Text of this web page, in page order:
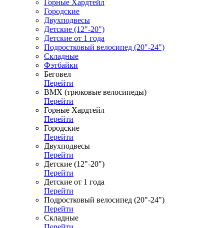
Горные Хардтейл
Городские
Двухподвесы
Детские (12"-20")
Детские от 1 года
Подростковый велосипед (20"-24")
Складные
Фэтбайки
Беговел
Перейти
ВМХ (трюковые велосипеды)
Перейти
Горные Хардтейл
Перейти
Городские
Перейти
Двухподвесы
Перейти
Детские (12"-20")
Перейти
Детские от 1 года
Перейти
Подростковый велосипед (20"-24")
Перейти
Складные